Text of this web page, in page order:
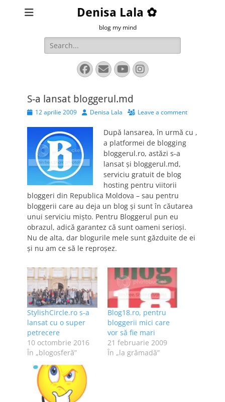
Denisa Lala ✿
blog my mind
Search
for:
Facebook
EmailYouTube
Instagram
S-a lansat bloggerul.md
Posted12 aprilie 2009 AuthorDenisa Lala Leave a comment
După lansarea, în urmă cu ,
a platformei de blogging
bloggerul.ro, astăzi s-a
lansat şi bloggerul.md,
serviciu gratuit de blog
hosting pentru viitorii
bloggeri din Republica Moldova – sau pentru
bloggerii care au deja un blog şi sunt în căutarea
unui serviciu mişto. Pentru Bloggerul pun eu
obrazul, adică garantez că sunt oameni serioşi.
Nu de alta, dar blogurile mele sunt găzduite de ei
şi nu am ce să le reproşez.
StylishCircle.ro s-a
lansat cu o super
petrecere
10 octombrie 2016
În „blogosferă”
Blog18.ro, pentru
bloggerii mici care
vor să fie mari
21 februarie 2009
În „la grămadă”